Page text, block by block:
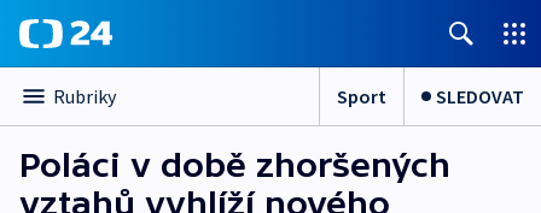
Rubriky Sport SLEDOVAT
Poláci v době zhoršených
vztahů vyhlíží nového